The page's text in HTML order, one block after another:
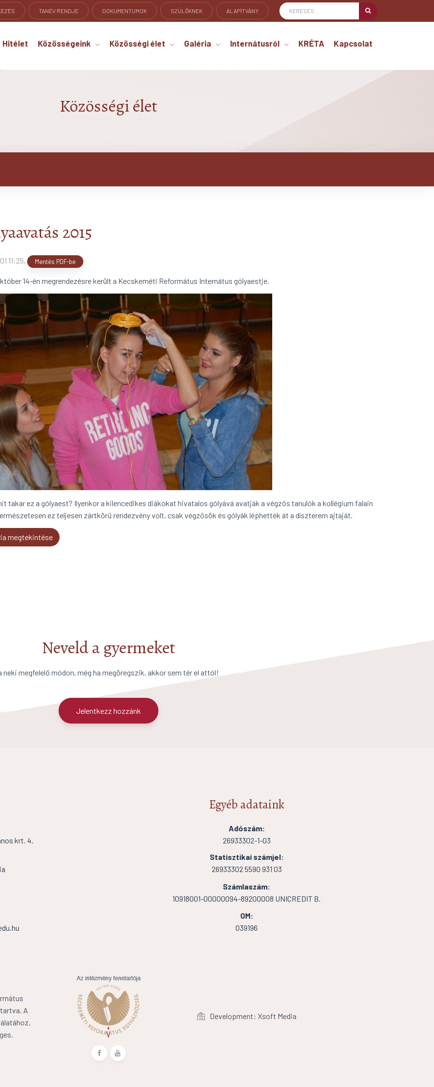
TANÉV RENDJE DOKUMENTUMOK SZÜLŐKNEK ALAPÍTVÁNY
Hitélet Közösségeink Közösségi élet Galéria Internátusról KRÉTA Kapcsolat
Közösségi élet
2015
11:25, Mentés PDF-be
14-én megrendezésre került a Kecskeméti Református Internátus gólyaestje.
takar ez a gólyaest? Ilyenkor a kilencedikes diákokat hivatalos gólyává avatják a végzős tanulók a kollégium falain
ez teljesen zártkörű rendezvény volt, csak végzősök és gólyák léphették át a díszterem ajtaját.
megtekintése
Neveld a gyermeket
neki megfelelő módon, még ha megöregszik, akkor sem tér el attól!
Jelentkezz hozzánk
krt. 4.
Egyéb adataink
Adószám:
26933302-1-03
Statisztikai számjel:
26933302 5590 931 03
Számlaszám:
10918001-00000094-89200008 UNICREDIT B.
OM:
039196
Development: Xsoft Media
A